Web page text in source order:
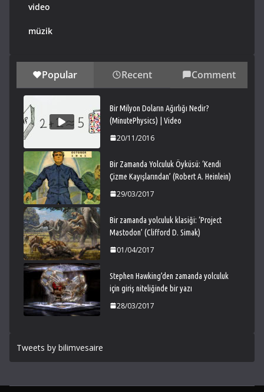
video
müzik
Popular Recent Comment
Bir Milyon Doların Ağırlığı Nedir?
(MinutePhysics) | Video
20/11/2016
Bir Zamanda Yolculuk Öyküsü: ‘Kendi
Çizme Kayışlarından’ (Robert A. Heinlein)
29/03/2017
Bir zamanda yolculuk klasiği: ‘Project
Mastodon’ (Clifford D. Simak)
01/04/2017
Stephen Hawking’den zamanda yolculuk
için giriş niteliğinde bir yazı
28/03/2017
Tweets by bilimvesaire